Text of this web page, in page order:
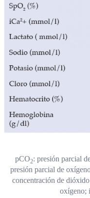
pCO2: presión parcial
presión parcial de
concentración de
oxígeno;